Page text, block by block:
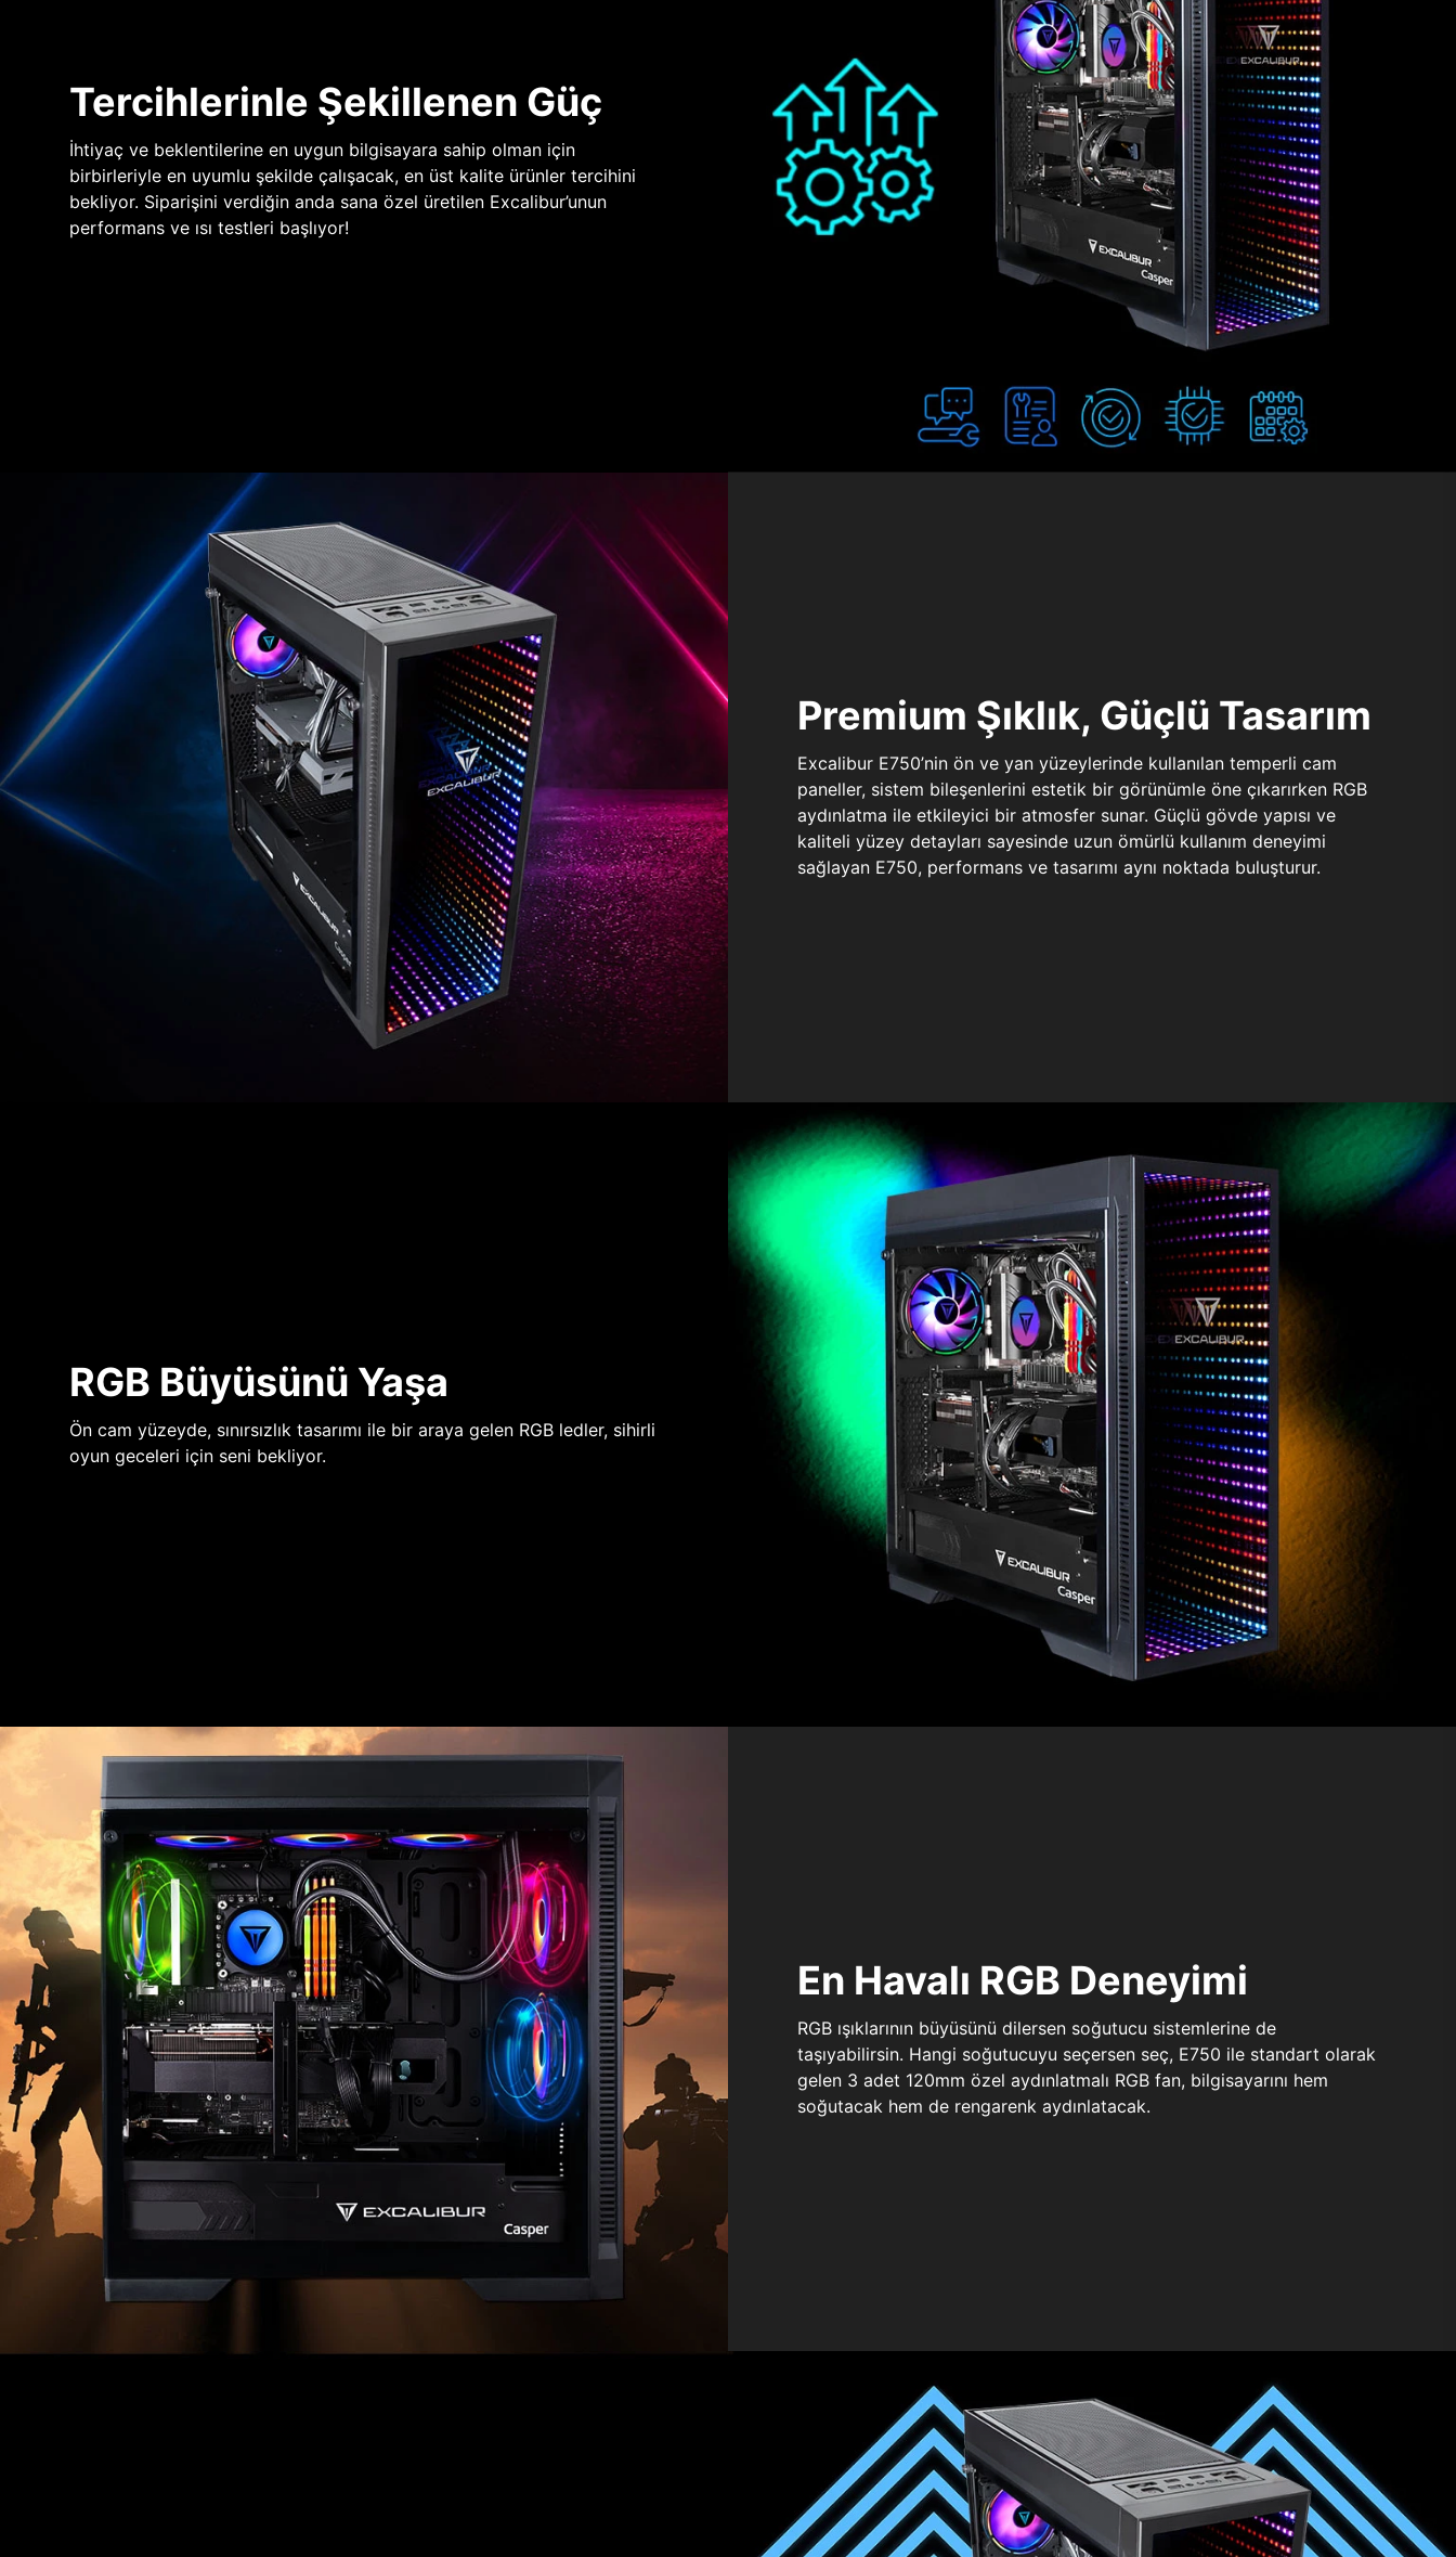
Tercihlerinle Şekillenen Güç
İhtiyaç ve beklentilerine en uygun bilgisayara sahip olman için
birbirleriyle en uyumlu şekilde çalışacak, en üst kalite ürünler tercihini
bekliyor. Siparişini verdiğin anda sana özel üretilen Excalibur’unun
performans ve ısı testleri başlıyor!
Premium Şıklık, Güçlü Tasarım
Excalibur E750’nin ön ve yan yüzeylerinde kullanılan temperli cam
paneller, sistem bileşenlerini estetik bir görünümle öne çıkarırken RGB
aydınlatma ile etkileyici bir atmosfer sunar. Güçlü gövde yapısı ve
kaliteli yüzey detayları sayesinde uzun ömürlü kullanım deneyimi
sağlayan E750, performans ve tasarımı aynı noktada buluşturur.
RGB Büyüsünü Yaşa
Ön cam yüzeyde, sınırsızlık tasarımı ile bir araya gelen RGB ledler, sihirli
oyun geceleri için seni bekliyor.
En Havalı RGB Deneyimi
RGB ışıklarının büyüsünü dilersen soğutucu sistemlerine de
taşıyabilirsin. Hangi soğutucuyu seçersen seç, E750 ile standart olarak
gelen 3 adet 120mm özel aydınlatmalı RGB fan, bilgisayarını hem
soğutacak hem de rengarenk aydınlatacak.